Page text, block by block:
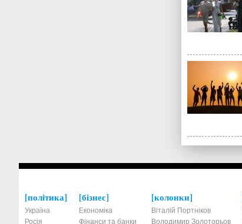
політика
Україна
Росія
бізнес
Економіка
Фінанси та банки
колонки
Віталій Портніков
Володимир Золоторьов